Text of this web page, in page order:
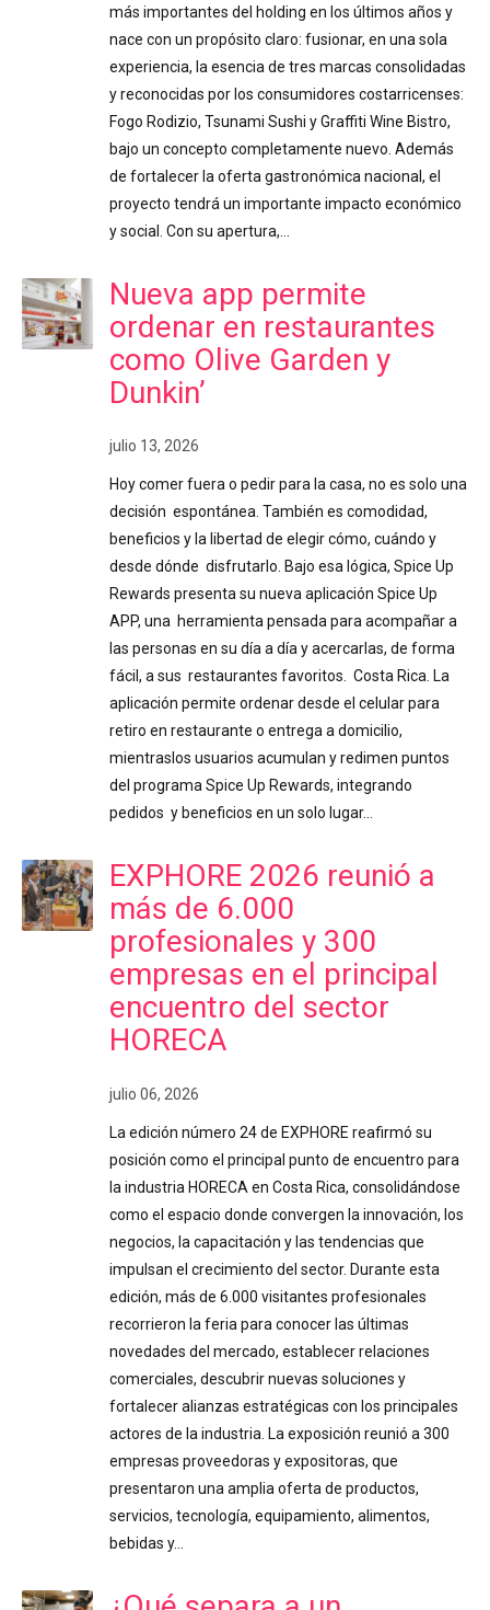
más importantes del holding en los últimos años y
nace con un propósito claro: fusionar, en una sola
experiencia, la esencia de tres marcas consolidadas
y reconocidas por los consumidores costarricenses:
Fogo Rodizio, Tsunami Sushi y Graffiti Wine Bistro,
bajo un concepto completamente nuevo. Además
de fortalecer la oferta gastronómica nacional, el
proyecto tendrá un importante impacto económico
y social. Con su apertura,…
Nueva app permite
ordenar en restaurantes
como Olive Garden y
Dunkin’
julio 13, 2026
Hoy comer fuera o pedir para la casa, no es solo una
decisión espontánea. También es comodidad,
beneficios y la libertad de elegir cómo, cuándo y
desde dónde disfrutarlo. Bajo esa lógica, Spice Up
Rewards presenta su nueva aplicación Spice Up
APP, una herramienta pensada para acompañar a
las personas en su día a día y acercarlas, de forma
fácil, a sus restaurantes favoritos. Costa Rica. La
aplicación permite ordenar desde el celular para
retiro en restaurante o entrega a domicilio,
mientraslos usuarios acumulan y redimen puntos
del programa Spice Up Rewards, integrando
pedidos y beneficios en un solo lugar…
EXPHORE 2026 reunió a
más de 6.000
profesionales y 300
empresas en el principal
encuentro del sector
HORECA
julio 06, 2026
La edición número 24 de EXPHORE reafirmó su
posición como el principal punto de encuentro para
la industria HORECA en Costa Rica, consolidándose
como el espacio donde convergen la innovación, los
negocios, la capacitación y las tendencias que
impulsan el crecimiento del sector. Durante esta
edición, más de 6.000 visitantes profesionales
recorrieron la feria para conocer las últimas
novedades del mercado, establecer relaciones
comerciales, descubrir nuevas soluciones y
fortalecer alianzas estratégicas con los principales
actores de la industria. La exposición reunió a 300
empresas proveedoras y expositoras, que
presentaron una amplia oferta de productos,
servicios, tecnología, equipamiento, alimentos,
bebidas y…